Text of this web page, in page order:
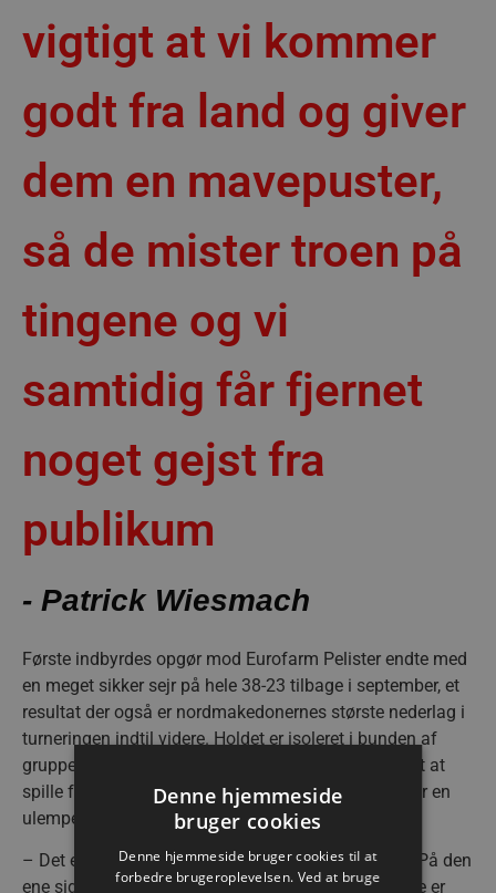
vigtigt at vi kommer
godt fra land og giver
dem en mavepuster,
så de mister troen på
tingene og vi
samtidig får fjernet
noget gejst fra
publikum
- Patrick Wiesmach
Første indbyrdes opgør mod Eurofarm Pelister endte med
en meget sikker sejr på hele 38-23 tilbage i september, et
resultat der også er nordmakedonernes største nederlag i
turneringen indtil videre. Holdet er isoleret i bunden af
gruppe A i turneringen uden point og har derfor intet at
spille for onsdag aften, men om det er en fordel eller en
ulempe kan være svært at vurdere.
– Det er ikke nemt at sige at på forhånd synes jeg. På den
ene side giver man sig måske ikke helt fordi der ikke er
Denne hjemmeside
bruger cookies
Denne hjemmeside bruger cookies til at
forbedre brugeroplevelsen. Ved at bruge